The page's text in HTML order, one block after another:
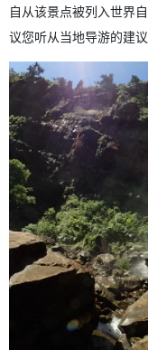
自从该景点被列入世界
议您听从当地导游的建议